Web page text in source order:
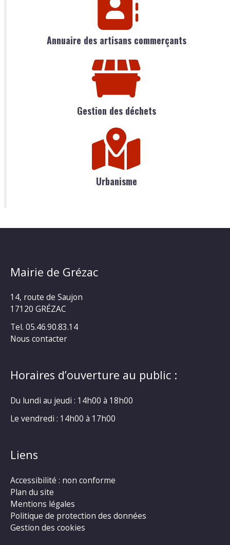
Annuaire des artisans commerçants
Gestion des déchets
Urbanisme
Mairie de Grézac
14, route de Saujon
17120 GRÉZAC
Tel. 05.46.90.83.14
Nous contacter
Horaires d’ouverture au public :
Du lundi au jeudi : 14h00 à 18h00
Le vendredi : 14h00 à 17h00
Liens
Accessibilité : non conforme
Plan du site
Mentions légales
Politique de protection des données
Gestion des cookies